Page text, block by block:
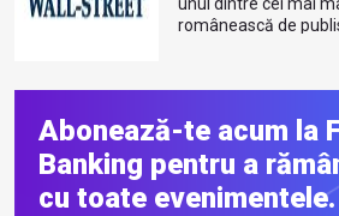
românească de
Abonează-te acum la
Banking pentru a
cu toate evenimentele.